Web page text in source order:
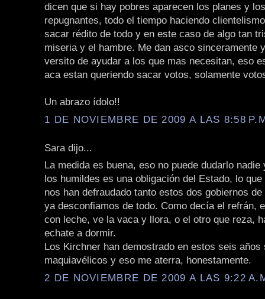
dicen que si hay pobres aparecen los planes y
repugnantes, todo el tiempo haciendo
sacar rédito de todo y en este caso de algo tan
miseria y el hambre. Me dan asco sinceramente
versito de ayudar a los que mas necesitan, eso
aca estan queriendo sacar votos, solamente
Un abrazo ídolo!!
1 DE NOVIEMBRE DE 2009 A LAS 8:58
Sara dijo...
La medida es buena, eso no puede dudarlo nadie
los humildes es una obligación del Estado, lo
nos han defraudado tanto estos dos gobiernos
ya desconfiamos de todo. Como decía el refrán,
con leche, ve la vaca y llora, o el otro que reza,
echate a dormir.
Los Kirchner han demostrado en estos seis años
maquiavélicos y eso me aterra, honestamente.
2 DE NOVIEMBRE DE 2009 A LAS 9:22